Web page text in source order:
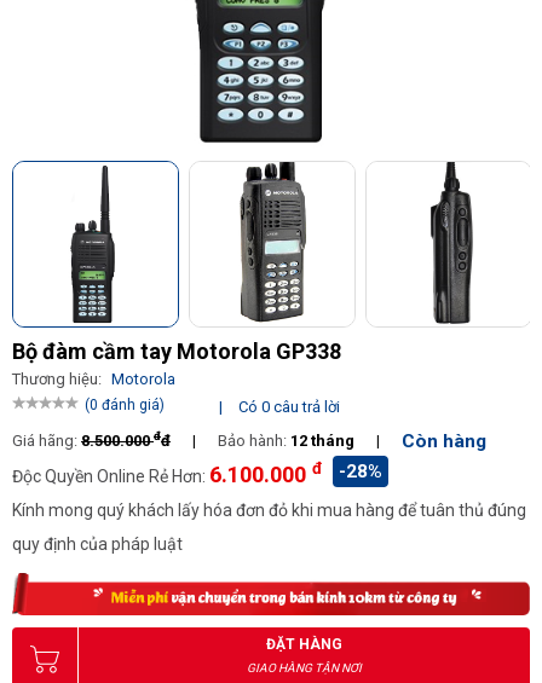
Bộ đàm cầm tay Motorola GP338
Thương hiệu: Motorola
(0 đánh giá) |
Có 0 câu trả lời
Giá hãng: 8.500.000đđ | Bảo hành: 12 tháng | Còn hàng
Độc Quyền Online Rẻ Hơn: 6.100.000 đ -28%
Kính mong quý khách lấy hóa đơn đỏ khi mua hàng để tuân thủ đúng
quy định của pháp luật
ĐẶT HÀNG
GIAO HÀNG TẬN NƠI